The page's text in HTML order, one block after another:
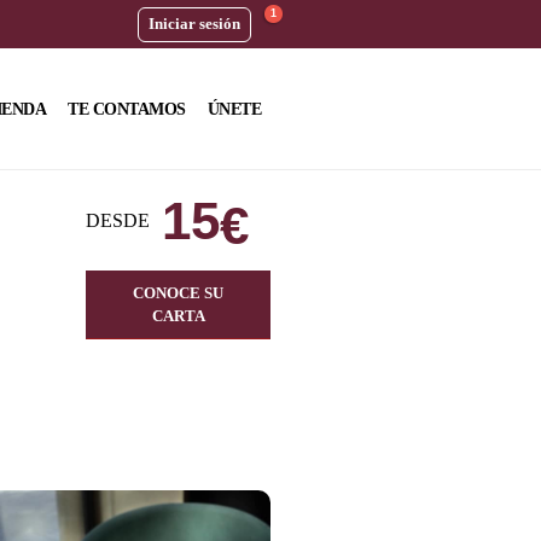
Iniciar sesión
1
TE CONTAMOS ÚNETE
DESDE 15€
CONOCE SU
CARTA